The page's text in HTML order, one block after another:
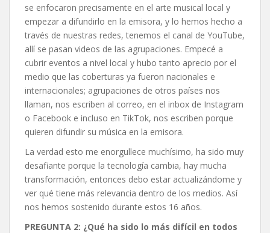
se enfocaron precisamente en el arte musical local y
empezar a difundirlo en la emisora, y lo hemos hecho a
través de nuestras redes, tenemos el canal de YouTube,
allí se pasan videos de las agrupaciones. Empecé a
cubrir eventos a nivel local y hubo tanto aprecio por el
medio que las coberturas ya fueron nacionales e
internacionales; agrupaciones de otros países nos
llaman, nos escriben al correo, en el inbox de Instagram
o Facebook e incluso en TikTok, nos escriben porque
quieren difundir su música en la emisora.
La verdad esto me enorgullece muchísimo, ha sido muy
desafiante porque la tecnología cambia, hay mucha
transformación, entonces debo estar actualizándome y
ver qué tiene más relevancia dentro de los medios. Así
nos hemos sostenido durante estos 16 años.
PREGUNTA 2: ¿Qué ha sido lo más difícil en todos